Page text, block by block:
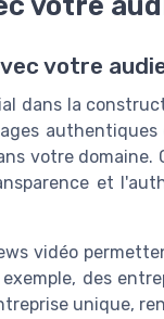
votre
dans la
votre
et
vidéo
des
unique,